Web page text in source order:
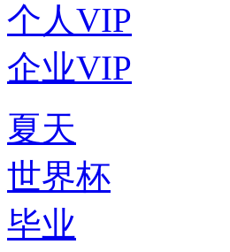
个人VIP
企业VIP
夏天
世界杯
毕业